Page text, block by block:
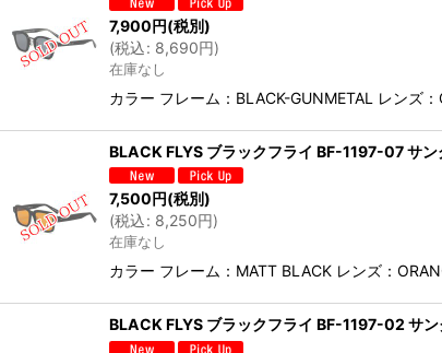
7,900円(税別)
(税込: 8,690円)
在庫なし
カラー フレーム：BLACK-GUNMETAL レンズ
BLACK FLYS ブラックフライ BF-1197-07 サ
7,500円(税別)
(税込: 8,250円)
在庫なし
カラー フレーム：MATT BLACK レンズ：
BLACK FLYS ブラックフライ BF-1197-02 サ